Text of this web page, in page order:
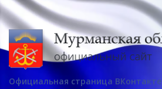
Официальная страница ВКонтакте